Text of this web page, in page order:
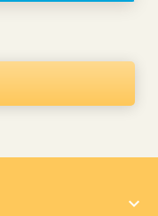
expand_more